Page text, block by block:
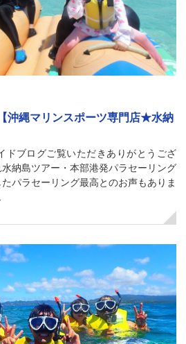
沖縄マリンスポーツ専門店★水納
ドブログご覧いただきありがとうござ
納島ツアー・本部港発パラセーリング
パラセーリング最高とのお声もありま